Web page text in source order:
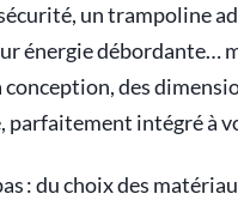
un trampoline
énergie débordante…
conception, des
parfaitement intégré à
: du choix des